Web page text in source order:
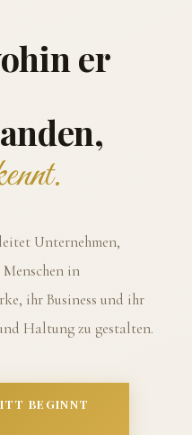
er
Unternehmen,
in
ihr Business und ihr
Haltung zu gestalten.
BEGINNT